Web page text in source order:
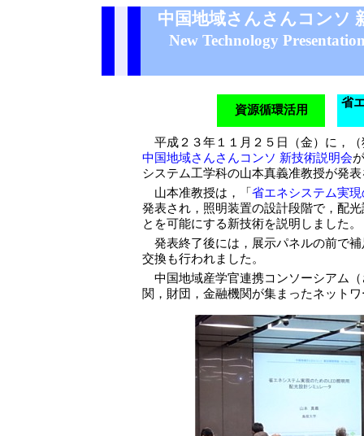
中国地域さんさんコンソ
New Technology
資源循環活用
省
平成２３年１１月２５日（金）に，（
中国地域さんさんコンソ 新技術説明会
システム工学科の山本真義准教授が発
山本准教授は，「 省エネシステム実
発表され，照明装置の設計段階で，配
とを可能にする新技術を説明しました。
発表終了後には，展示パネルの前で
交換も行われました。
中国地域産学官連携コンソーシアム
関，財団，金融機関が集まったネット